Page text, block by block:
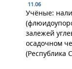
11.06
Учёные:
залежей
осадочном
(Республика